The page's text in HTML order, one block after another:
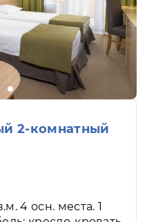
2-комнатный
4 осн. места. 1